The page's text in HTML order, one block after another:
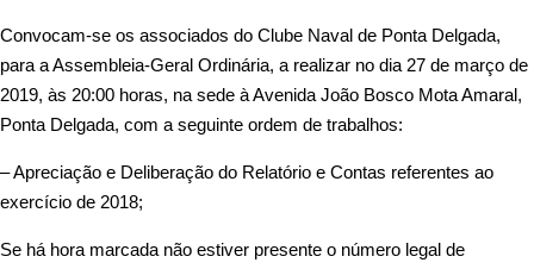
Convocam-se os associados do Clube Naval de Ponta Delgada,
para a Assembleia-Geral Ordinária, a realizar no dia 27 de março de
2019, às 20:00 horas, na sede à Avenida João Bosco Mota Amaral,
Ponta Delgada, com a seguinte ordem de trabalhos:
– Apreciação e Deliberação do Relatório e Contas referentes ao
exercício de 2018;
Se há hora marcada não estiver presente o número legal de